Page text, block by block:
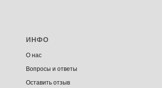
ИНФО
О нас
Вопросы и ответы
Оставить отзыв